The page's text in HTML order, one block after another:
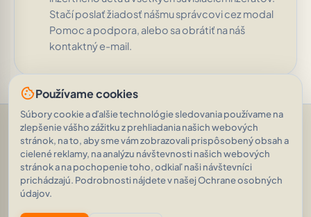
Stačí poslať žiadosť nášmu správcovi cez modal
Pomoc a podpora, alebo sa obrátiť na náš
kontaktný e-mail.
Pomoc a podpora•Otázky•Hodnotenia•Opýtajte sa AI
Podmienky používania•Ochrana osobných údajov•
RSS Feed
© 2026AVEINO | history_edu „Kocky sú hodené.“ Alea iacta est.
(Gaius Julius Caesar)
|
1.8.2
cookiePoužívame cookies
Súbory cookie a ďalšie technológie sledovania používame na
zlepšenie vášho zážitku z prehliadania našich webových
stránok, na to, aby sme vám zobrazovali prispôsobený obsah a
cielené reklamy, na analýzu návštevnosti našich webových
stránok a na pochopenie toho, odkiaľ naši návštevníci
prichádzajú. Podrobnosti nájdete v našej Ochrane osobných
údajov.